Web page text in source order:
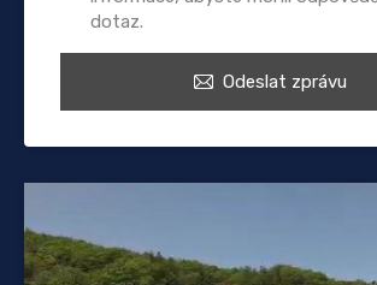
dotaz.
Odeslat zprávu